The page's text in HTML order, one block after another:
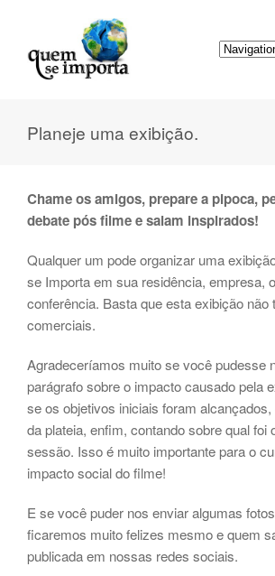
Planeje uma exibição.
Chame os amigos, prepare a pipoca,
debate pós filme e saiam inspirados!
Qualquer um pode organizar uma
se Importa em sua residência, empresa,
conferência. Basta que esta exibição não
comerciais.
Agradeceríamos muito se você pudesse
parágrafo sobre o impacto causado pela
se os objetivos iniciais foram
da plateia, enfim, contando sobre qual foi
sessão. Isso é muito importante para o
impacto social do filme!
E se você puder nos enviar algumas
ficaremos muito felizes mesmo e quem
publicada em nossas redes sociais.